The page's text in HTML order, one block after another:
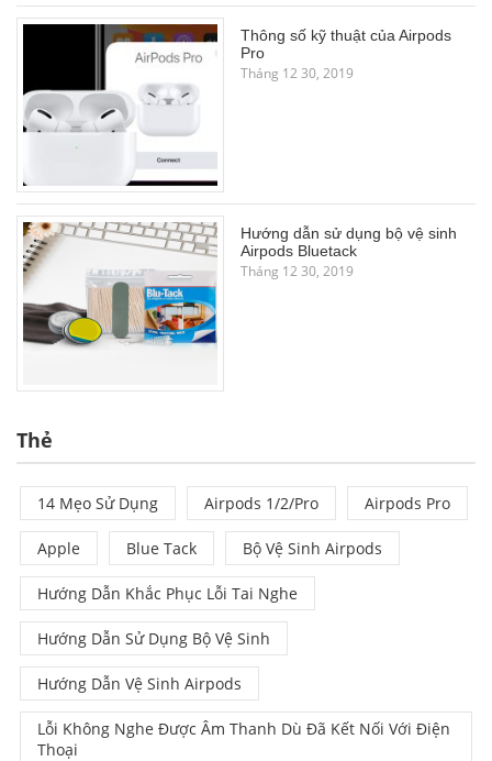
Thông số kỹ thuật của Airpods
Pro
Tháng 12 30, 2019
Hướng dẫn sử dụng bộ vệ sinh
Airpods Bluetack
Tháng 12 30, 2019
Thẻ
14 Mẹo Sử Dụng Airpods 1/2/pro Airpods Pro
Apple Blue Tack Bộ Vệ Sinh Airpods
Hướng Dẫn Khắc Phục Lỗi Tai Nghe
Hướng Dẫn Sử Dụng Bộ Vệ Sinh
Hướng Dẫn Vệ Sinh Airpods
Lỗi Không Nghe Được Âm Thanh Dù Đã Kết Nối Với Điện
Thoại